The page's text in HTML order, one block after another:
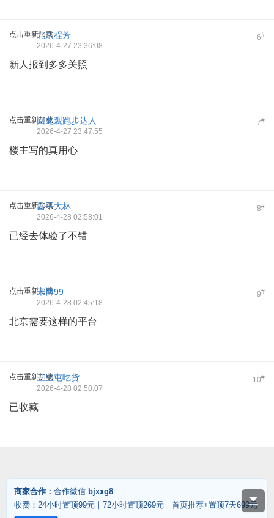
点击重新加载 6#
北京程芳
2026-4-27 23:36:08
新人报到多多关照
点击重新加载 7#
回龙观跑步达人
2026-4-27 23:47:55
楼主写的真用心
点击重新加载 8#
昌平大林
2026-4-28 02:58:01
已经去体验了不错
点击重新加载 9#
宋博99
2026-4-28 02:45:18
北京需要这样的平台
点击重新加载 10#
三里屯吃货
2026-4-28 02:50:07
已收藏
商家合作： 合作微信 bjxxg8
收费：24小时置顶99元｜72小时置顶269元｜首页推荐+置顶7天699元